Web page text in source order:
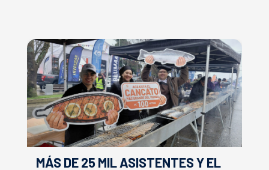
MÁS DE 25 MIL ASISTENTES Y EL